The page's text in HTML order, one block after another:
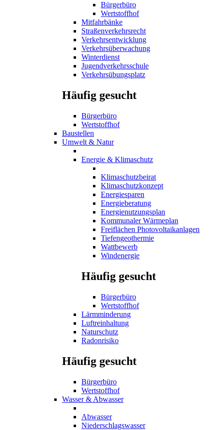
Bürgerbüro
Wertstoffhof
Mitfahrbänke
Straßenverkehrsrecht
Verkehrsentwicklung
Verkehrsüberwachung
Winterdienst
Jugendverkehrsschule
Verkehrsübungsplatz
Häufig gesucht
Bürgerbüro
Wertstoffhof
Baustellen
Umwelt & Natur
Energie & Klimaschutz
Klimaschutzbeirat
Klimaschutzkonzept
Energiesparen
Energieberatung
Energienutzungsplan
Kommunaler Wärmeplan
Freiflächen Photovoltaikanlagen
Tiefengeothermie
Wattbewerb
Windenergie
Häufig gesucht
Bürgerbüro
Wertstoffhof
Lärmminderung
Luftreinhaltung
Naturschutz
Radonrisiko
Häufig gesucht
Bürgerbüro
Wertstoffhof
Wasser & Abwasser
Abwasser
Niederschlagswasser